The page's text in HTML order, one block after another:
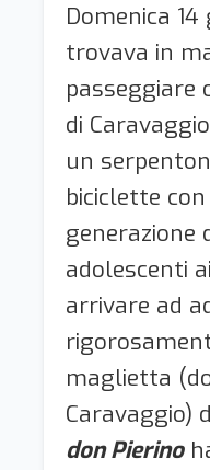
Domenica
trovava in
passeggiare
di
un
biciclette
generazione
adolescenti
arrivare ad
maglietta
Caravaggio)
don Pierino